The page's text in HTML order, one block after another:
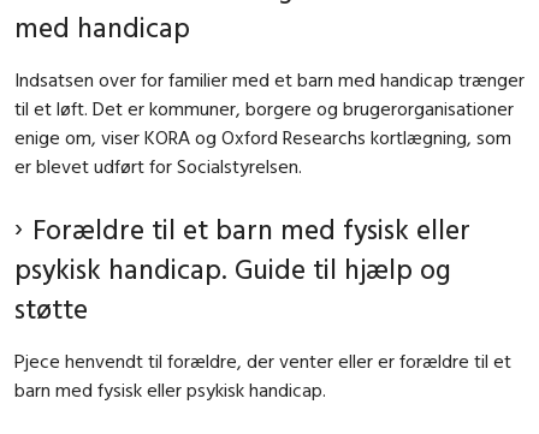
med handicap
Indsatsen over for familier med et barn med handicap trænger
til et løft. Det er kommuner, borgere og brugerorganisationer
enige om, viser KORA og Oxford Researchs kortlægning, som
er blevet udført for Socialstyrelsen.
Forældre til et barn med fysisk eller
psykisk handicap. Guide til hjælp og
støtte
Pjece henvendt til forældre, der venter eller er forældre til et
barn med fysisk eller psykisk handicap.